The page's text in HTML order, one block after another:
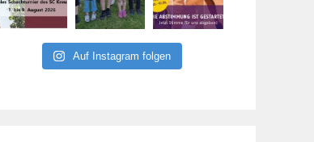
Auf Instagram folgen